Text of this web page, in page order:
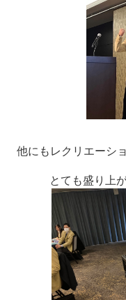
他にもレクリエーシ
とても盛り上